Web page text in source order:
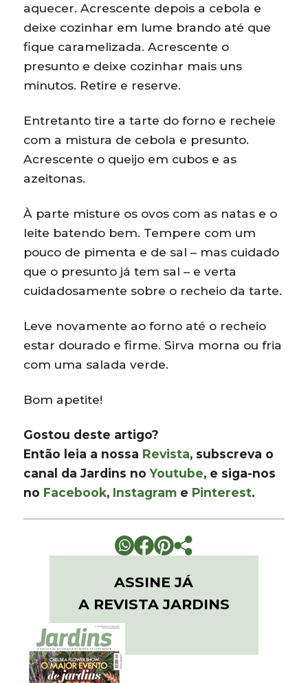
aquecer. Acrescente depois a cebola e
deixe cozinhar em lume brando até que
fique caramelizada. Acrescente o
presunto e deixe cozinhar mais uns
minutos. Retire e reserve.
Entretanto tire a tarte do forno e recheie
com a mistura de cebola e presunto.
Acrescente o queijo em cubos e as
azeitonas.
À parte misture os ovos com as natas e o
leite batendo bem. Tempere com um
pouco de pimenta e de sal – mas cuidado
que o presunto já tem sal – e verta
cuidadosamente sobre o recheio da tarte.
Leve novamente ao forno até o recheio
estar dourado e firme. Sirva morna ou fria
com uma salada verde.
Bom apetite!
Gostou deste artigo?
Então leia a nossa Revista, subscreva o
canal da Jardins noYoutube, e siga-nos
no Facebook, Instagram e Pinterest.
ASSINE JÁ
A REVISTA JARDINS